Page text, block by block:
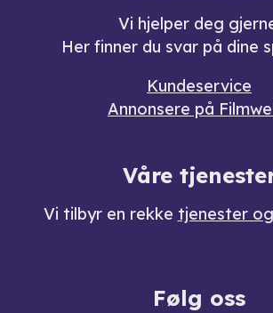
Vi hjelper deg
Her finner du svar på dine
Kundeservice
Annonsere på
Våre
Vi tilbyr en rekke tjenester
Følg oss